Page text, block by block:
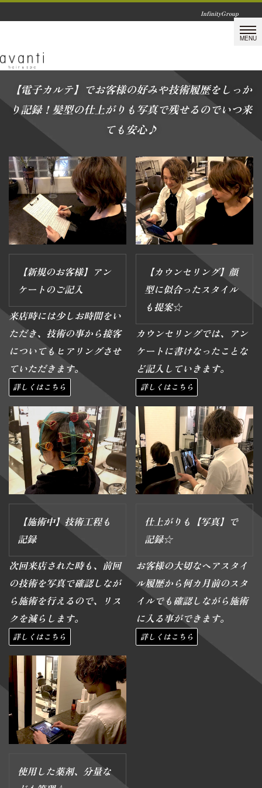
InfinityGroup
【電子カルテ】でお客様の好みや技術履歴をしっか
り記録！髪型の仕上がりも写真で残せるのでいつ来
ても安心♪
【新規のお客様】アン
ケートのご記入
来店時には少しお時間をい
ただき、技術の事から接客
についてもヒアリングさせ
ていただきます。
詳しくはこちら
【カウンセリング】顔
型に似合ったスタイル
も提案☆
カウンセリングでは、アン
ケートに書けなったことな
ど記入していきます。
詳しくはこちら
【施術中】技術工程も
記録
次回来店された時も、前回
の技術を写真で確認しなが
ら施術を行えるので、リス
クを減らします。
詳しくはこちら
仕上がりも【写真】で
記録☆
お客様の大切なヘアスタイ
ル履歴から何カ月前のスタ
イルでも確認しながら施術
に入る事ができます。
詳しくはこちら
使用した薬剤、分量な